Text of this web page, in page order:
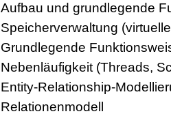
Aufbau und grundlegende
Speicherverwaltung
Grundlegende
Nebenläufigkeit (Threads,
Entity-Relationship-
Relationenmodell